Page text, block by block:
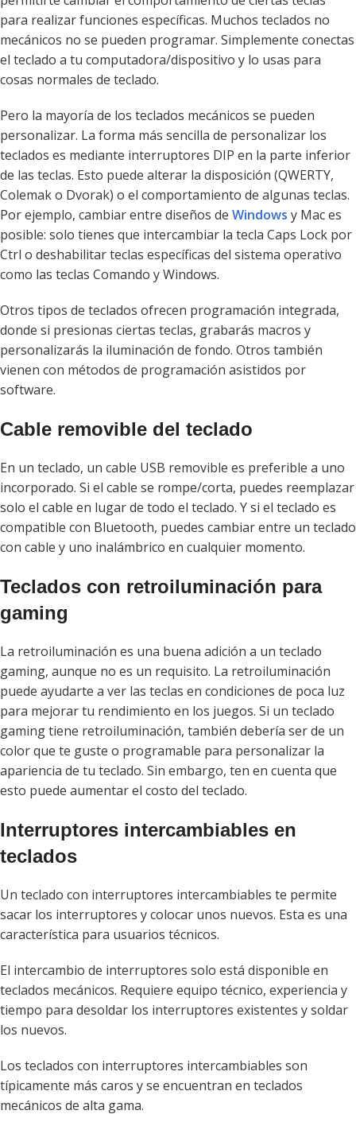
para realizar funciones específicas. Muchos teclados no
mecánicos no se pueden programar. Simplemente conectas
el teclado a tu computadora/dispositivo y lo usas para
cosas normales de teclado.
Pero la mayoría de los teclados mecánicos se pueden
personalizar. La forma más sencilla de personalizar los
teclados es mediante interruptores DIP en la parte inferior
de las teclas. Esto puede alterar la disposición (QWERTY,
Colemak o Dvorak) o el comportamiento de algunas teclas.
Por ejemplo, cambiar entre diseños de Windows y Mac es
posible: solo tienes que intercambiar la tecla Caps Lock por
Ctrl o deshabilitar teclas específicas del sistema operativo
como las teclas Comando y Windows.
Otros tipos de teclados ofrecen programación integrada,
donde si presionas ciertas teclas, grabarás macros y
personalizarás la iluminación de fondo. Otros también
vienen con métodos de programación asistidos por
software.
Cable removible del teclado
En un teclado, un cable USB removible es preferible a uno
incorporado. Si el cable se rompe/corta, puedes reemplazar
solo el cable en lugar de todo el teclado. Y si el teclado es
compatible con Bluetooth, puedes cambiar entre un teclado
con cable y uno inalámbrico en cualquier momento.
Teclados con retroiluminación para
gaming
La retroiluminación es una buena adición a un teclado
gaming, aunque no es un requisito. La retroiluminación
puede ayudarte a ver las teclas en condiciones de poca luz
para mejorar tu rendimiento en los juegos. Si un teclado
gaming tiene retroiluminación, también debería ser de un
color que te guste o programable para personalizar la
apariencia de tu teclado. Sin embargo, ten en cuenta que
esto puede aumentar el costo del teclado.
Interruptores intercambiables en
teclados
Un teclado con interruptores intercambiables te permite
sacar los interruptores y colocar unos nuevos. Esta es una
característica para usuarios técnicos.
El intercambio de interruptores solo está disponible en
teclados mecánicos. Requiere equipo técnico, experiencia y
tiempo para desoldar los interruptores existentes y soldar
los nuevos.
Los teclados con interruptores intercambiables son
típicamente más caros y se encuentran en teclados
mecánicos de alta gama.